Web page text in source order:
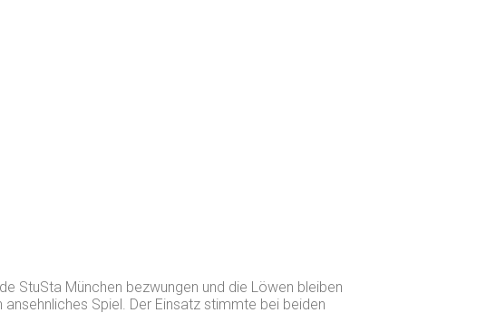
StuSta München bezwungen und die Löwen bleiben
Spiel. Der Einsatz stimmte bei beiden